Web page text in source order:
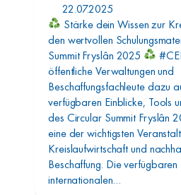
22.07.2025
Stärke dein Wissen zur
den wertvollen
Summit Fryslân 2025
öffentliche Verwaltungen und
Beschaffungsfachleute dazu
verfügbaren Einblicke, Tools
des Circular Summit Fryslân
eine der wichtigsten
Kreislaufwirtschaft und
Beschaffung. Die
internationalen…